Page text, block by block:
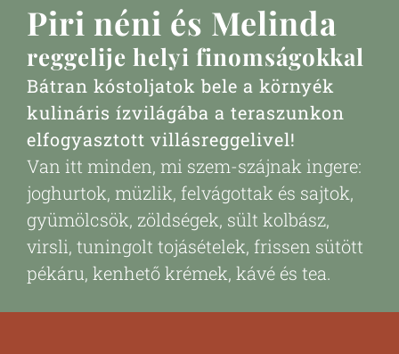
Piri néni és Melinda
reggelije helyi finomságokkal
Bátran kóstoljatok bele a környék
kulináris ízvilágába a teraszunkon
elfogyasztott villásreggelivel!
Van itt minden, mi szem-szájnak ingere:
joghurtok, müzlik, felvágottak és sajtok,
gyümölcsök, zöldségek, sült kolbász,
virsli, tuningolt tojásételek, frissen sütött
pékáru, kenhető krémek, kávé és tea.